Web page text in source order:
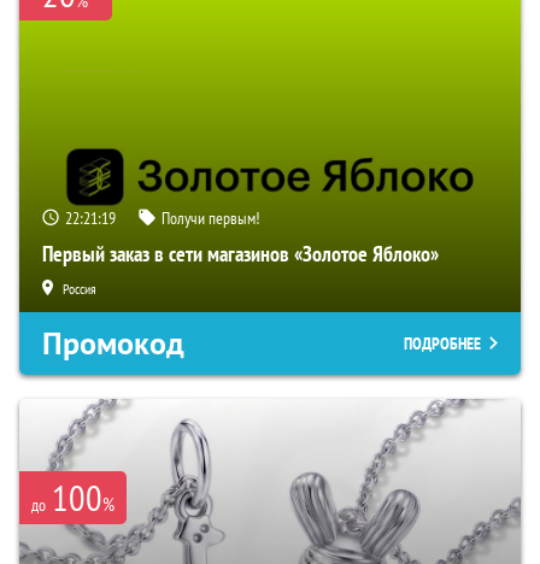
22:21:19 Получи первым!
Первый заказ в сети магазинов «Золотое Яблоко»
Россия
Промокод ПОДРОБНЕЕ
до 100%